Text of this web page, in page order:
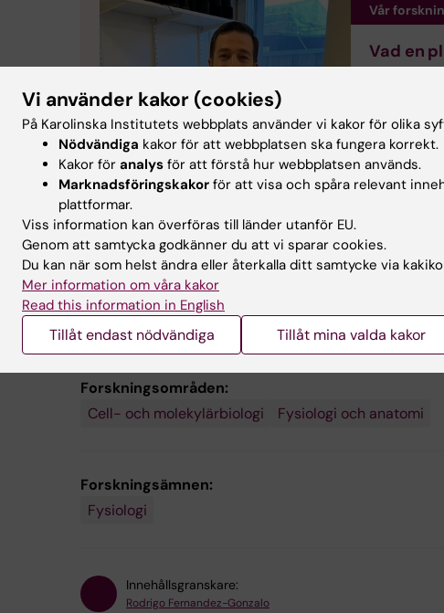
Vår
Vad en
oss om
Rodrigo
intervjuas
studien
Forskningsområden:
Cell- och molekylärbiologi
Fysiologi och anatomi
Forskningsämnen:
Fysiologi
Innehållsgranskare:
Rodrigo Fernandez-Gonzalo
Vi använder kakor (cookies)
På Karolinska Institutets webbplats använder vi kakor för olika
Nödvändiga kakor för att webbplatsen ska fungera korrekt.
Kakor för analys för att förstå hur webbplatsen används.
Marknadsföringskakor för att visa och spåra relevant
plattformar.
Viss information kan överföras till länder utanför EU.
Genom att samtycka godkänner du att vi sparar cookies.
Du kan när som helst ändra eller återkalla ditt samtycke via
Mer information om våra kakor
Read this information in English
Tillåt endast nödvändiga Tillåt mina valda kakor